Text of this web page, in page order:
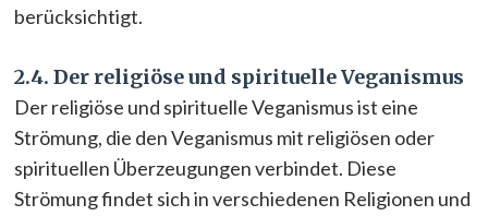
berücksichtigt.
2.4. Der religiöse und spirituelle Veganismus
Der religiöse und spirituelle Veganismus ist eine
Strömung, die den Veganismus mit religiösen oder
spirituellen Überzeugungen verbindet. Diese
Strömung findet sich in verschiedenen Religionen und